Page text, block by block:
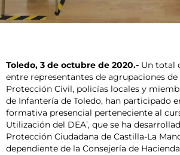
Toledo, 3 de octubre de 2020.- Un total
entre representantes de agrupaciones
Protección Civil, policías locales y
de Infantería de Toledo, han participado
formativa presencial perteneciente al
Utilización del DEA’, que se ha
Protección Ciudadana de Castilla-La
dependiente de la Consejería de